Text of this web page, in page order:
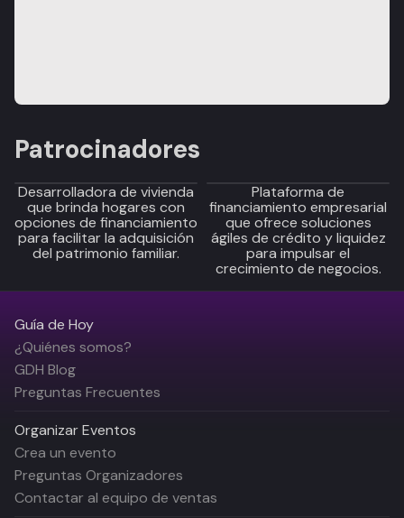
Patrocinadores
Desarrolladora de vivienda
que brinda hogares con
opciones de financiamiento
para facilitar la adquisición
del patrimonio familiar.
Plataforma de
financiamiento empresarial
que ofrece soluciones
ágiles de crédito y liquidez
para impulsar el
crecimiento de negocios.
Guía de Hoy
¿Quiénes somos?
GDH Blog
Preguntas Frecuentes
Organizar Eventos
Crea un evento
Preguntas Organizadores
Contactar al equipo de ventas